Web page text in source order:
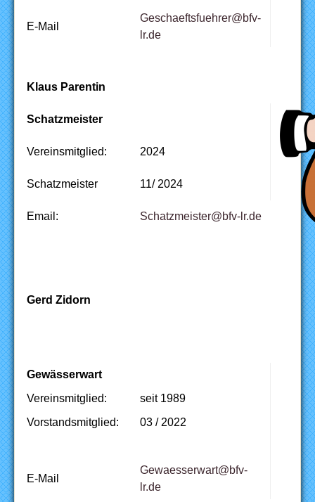
E-Mail
Geschaeftsfuehrer@bfv-
lr.de
Klaus Parentin
Schatzmeister
Vereinsmitglied: 2024
Schatzmeister 11/ 2024
Email: ed.rl-vfb@retsiemztahcS
Gerd Zidorn
Gewässerwart
Vereinsmitglied:
seit 1989
Vorstandsmitglied:
03 / 2022
E-Mail
Gewaesserwart@bfv-
lr.de